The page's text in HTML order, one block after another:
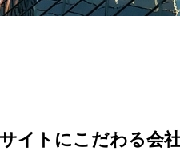
イトにこだわる会